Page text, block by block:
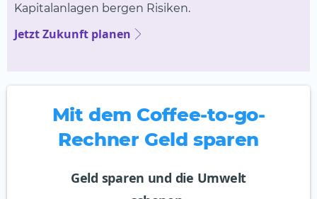
Kapitalanlagen bergen Risiken.
Jetzt Zukunft planen
Mit dem Coffee-to-go-
Rechner Geld sparen
Geld sparen und die Umwelt